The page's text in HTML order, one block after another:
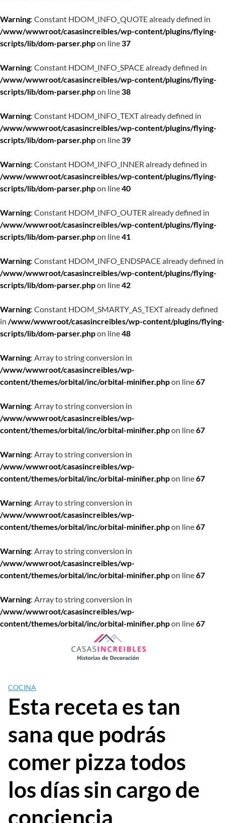
Warning: Constant HDOM_INFO_QUOTE already defined in
/www/wwwroot/casasincreibles/wp-content/plugins/flying-
scripts/lib/dom-parser.phpon line37
Warning: Constant HDOM_INFO_SPACE already defined in
/www/wwwroot/casasincreibles/wp-content/plugins/flying-
scripts/lib/dom-parser.phpon line38
Warning: Constant HDOM_INFO_TEXT already defined in
/www/wwwroot/casasincreibles/wp-content/plugins/flying-
scripts/lib/dom-parser.phpon line39
Warning: Constant HDOM_INFO_INNER already defined in
/www/wwwroot/casasincreibles/wp-content/plugins/flying-
scripts/lib/dom-parser.phpon line40
Warning: Constant HDOM_INFO_OUTER already defined in
/www/wwwroot/casasincreibles/wp-content/plugins/flying-
scripts/lib/dom-parser.phpon line41
Warning: Constant HDOM_INFO_ENDSPACE already defined in
/www/wwwroot/casasincreibles/wp-content/plugins/flying-
scripts/lib/dom-parser.phpon line42
Warning: Constant HDOM_SMARTY_AS_TEXT already defined
in /www/wwwroot/casasincreibles/wp-content/plugins/flying-
scripts/lib/dom-parser.phpon line48
Warning: Array to string conversion in
/www/wwwroot/casasincreibles/wp-
content/themes/orbital/inc/orbital-minifier.phpon line67
Warning: Array to string conversion in
/www/wwwroot/casasincreibles/wp-
content/themes/orbital/inc/orbital-minifier.phpon line67
Warning: Array to string conversion in
/www/wwwroot/casasincreibles/wp-
content/themes/orbital/inc/orbital-minifier.phpon line67
Warning: Array to string conversion in
/www/wwwroot/casasincreibles/wp-
content/themes/orbital/inc/orbital-minifier.phpon line67
Warning: Array to string conversion in
/www/wwwroot/casasincreibles/wp-
content/themes/orbital/inc/orbital-minifier.phpon line67
Warning: Array to string conversion in
/www/wwwroot/casasincreibles/wp-
content/themes/orbital/inc/orbital-minifier.phpon line67
COCINA
Esta receta es tan
sana que podrás
comer pizza todos
los días sin cargo de
conciencia